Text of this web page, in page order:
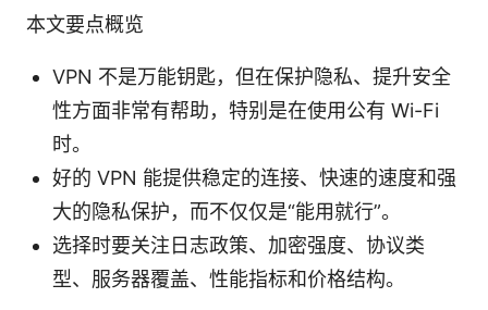
本文要点概览
VPN 不是万能钥匙，但在保护隐私、提升安全
性方面非常有帮助，特别是在使用公有 Wi-Fi
时。
好的 VPN 能提供稳定的连接、快速的速度和强
大的隐私保护，而不仅仅是“能用就行”。
选择时要关注日志政策、加密强度、协议类
型、服务器覆盖、性能指标和价格结构。